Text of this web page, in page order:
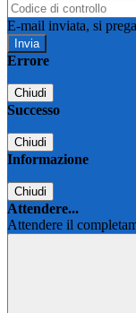
E-mail inviata, si
Errore
Chiudi
Successo
Chiudi
Informazione
Chiudi
Attendere...
Attendere il